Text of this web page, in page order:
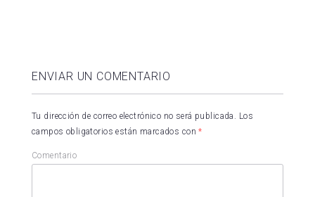
ENVIAR UN COMENTARIO
Tu dirección de correo electrónico no será publicada.
Los
campos obligatorios están marcados con*
Comentario